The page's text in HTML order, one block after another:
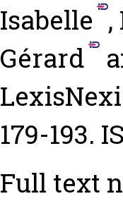
Isabelle ,
Gérard
179-193.
Full text